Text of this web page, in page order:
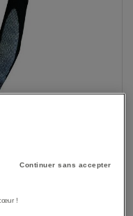
Continuer sans accepter
!